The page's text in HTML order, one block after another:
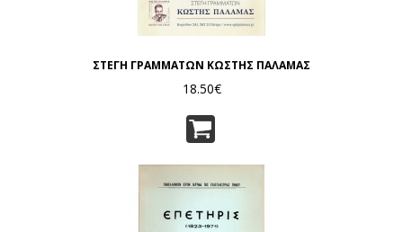
ΣΤΕΓΗ ΓΡΑΜΜΑΤΩΝ ΚΩΣΤΗΣ ΠΑΛΑΜΑΣ
18.50€